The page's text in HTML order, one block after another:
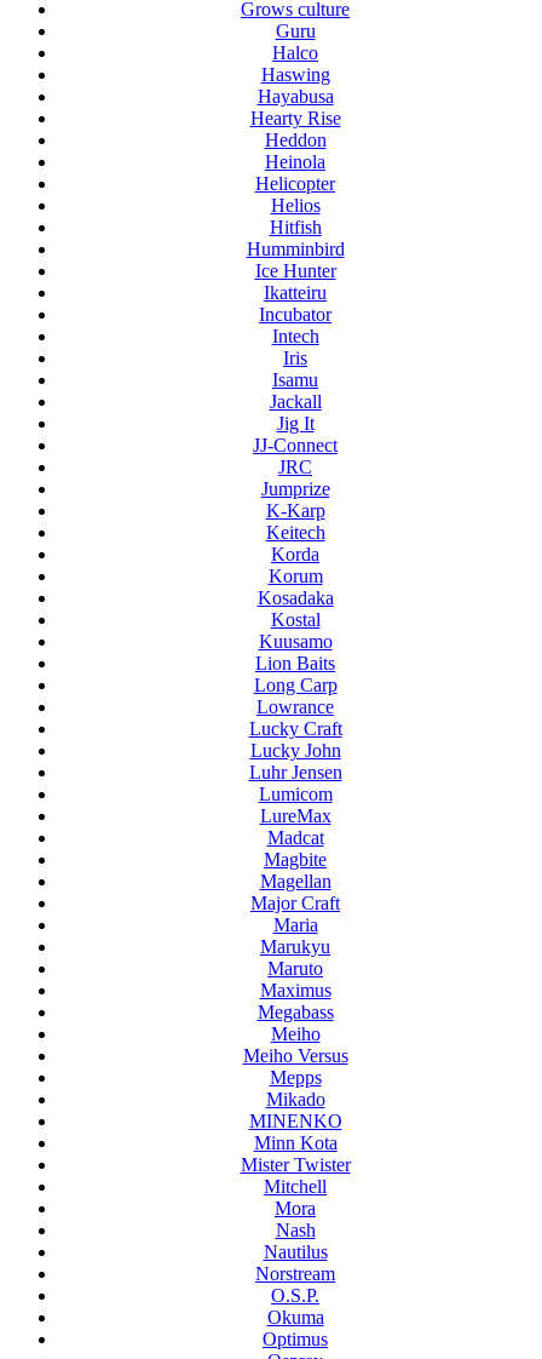
Grows culture
Guru
Halco
Haswing
Hayabusa
Hearty Rise
Heddon
Heinola
Helicopter
Helios
Hitfish
Humminbird
Ice Hunter
Ikatteiru
Incubator
Intech
Iris
Isamu
Jackall
Jig It
JJ-Connect
JRC
Jumprize
K-Karp
Keitech
Korda
Korum
Kosadaka
Kostal
Kuusamo
Lion Baits
Long Carp
Lowrance
Lucky Craft
Lucky John
Luhr Jensen
Lumicom
LureMax
Madcat
Magbite
Magellan
Major Craft
Maria
Marukyu
Maruto
Maximus
Megabass
Meiho
Meiho Versus
Mepps
Mikado
MINENKO
Minn Kota
Mister Twister
Mitchell
Mora
Nash
Nautilus
Norstream
O.S.P.
Okuma
Optimus